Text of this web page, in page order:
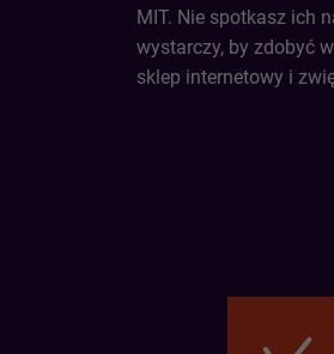
MIT. Nie spotkasz ich
wystarczy, by zdobyć
sklep internetowy i